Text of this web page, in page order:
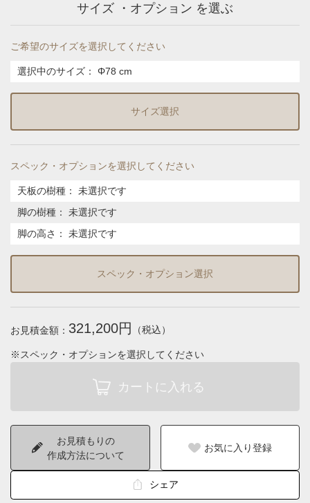
サイズ ・オプション を選ぶ
ご希望のサイズを選択してください
選択中のサイズ： Φ78 cm
サイズ選択
スペック・オプションを選択してください
天板の樹種 ：
未選択です
脚の樹種 ：
未選択です
脚の高さ ： 未選択です
スペック・オプション選択
お見積金額： 321,200円 （税込）
※スペック・オプションを選択してください
お見積もりの
作成方法について
お気に入り登録
シェア